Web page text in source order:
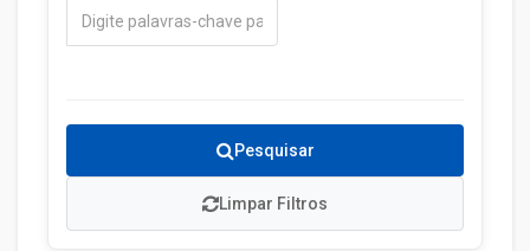
Limpar Filtros
Pesquisar